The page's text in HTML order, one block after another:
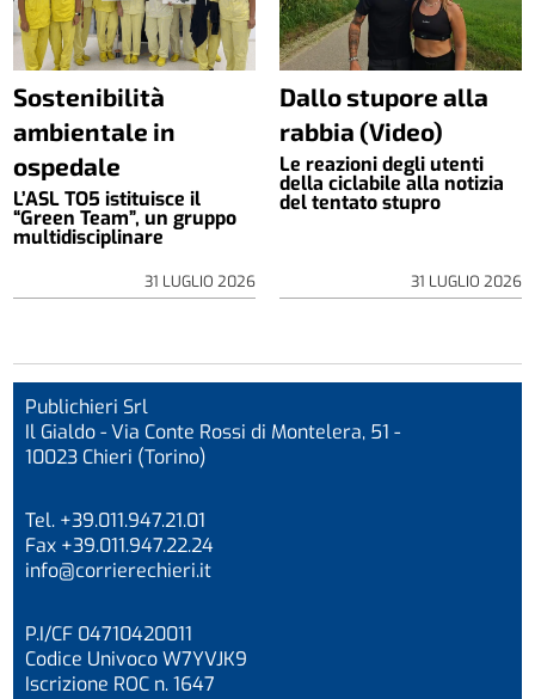
Sostenibilità
ambientale in
ospedale
L’ASL TO5 istituisce il
“Green Team”, un gruppo
multidisciplinare
31 LUGLIO 2026
Dallo stupore alla
rabbia (Video)
Le reazioni degli utenti
della ciclabile alla notizia
del tentato stupro
31 LUGLIO 2026
Publichieri Srl
Il Gialdo - Via Conte Rossi di Montelera, 51 -
10023 Chieri (Torino)
Tel. +39.011.947.21.01
Fax +39.011.947.22.24
info@corrierechieri.it
P.I/CF 04710420011
Codice Univoco W7YVJK9
Iscrizione ROC n. 1647